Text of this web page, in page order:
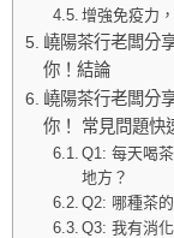
增強免疫力
嶢陽茶行老闆分
你！結論
嶢陽茶行老闆分
你！ 常見問題快
Q1: 每天喝
地方？
Q2: 哪種茶
Q3: 我有消